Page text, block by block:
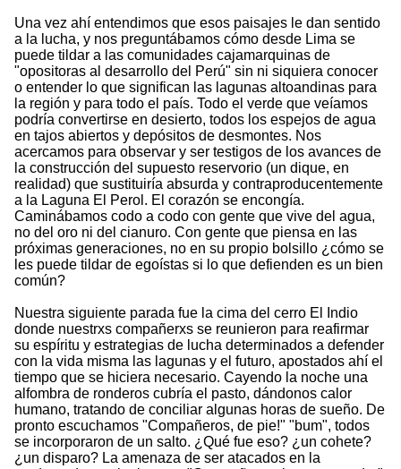
Una vez ahí entendimos que esos paisajes le dan sentido
a la lucha, y nos preguntábamos cómo desde Lima se
puede tildar a las comunidades cajamarquinas de
"opositoras al desarrollo del Perú" sin ni siquiera conocer
o entender lo que significan las lagunas altoandinas para
la región y para todo el país. Todo el verde que veíamos
podría convertirse en desierto, todos los espejos de agua
en tajos abiertos y depósitos de desmontes. Nos
acercamos para observar y ser testigos de los avances de
la construcción del supuesto reservorio (un dique, en
realidad) que sustituiría absurda y contraproducentemente
a la Laguna El Perol. El corazón se encongía.
Caminábamos codo a codo con gente que vive del agua,
no del oro ni del cianuro. Con gente que piensa en las
próximas generaciones, no en su propio bolsillo ¿cómo se
les puede tildar de egoístas si lo que defienden es un bien
común?
Nuestra siguiente parada fue la cima del cerro El Indio
donde nuestrxs compañerxs se reunieron para reafirmar
su espíritu y estrategias de lucha determinados a defender
con la vida misma las lagunas y el futuro, apostados ahí el
tiempo que se hiciera necesario. Cayendo la noche una
alfombra de ronderos cubría el pasto, dándonos calor
humano, tratando de conciliar algunas horas de sueño. De
pronto escuchamos "Compañeros, de pie!" "bum", todos
se incorporaron de un salto. ¿Qué fue eso? ¿un cohete?
¿un disparo? La amenaza de ser atacados en la